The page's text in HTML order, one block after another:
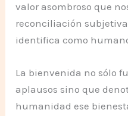
valor asombroso que
reconciliación
identifica como
La bienvenida no sólo
aplausos sino que
humanidad ese